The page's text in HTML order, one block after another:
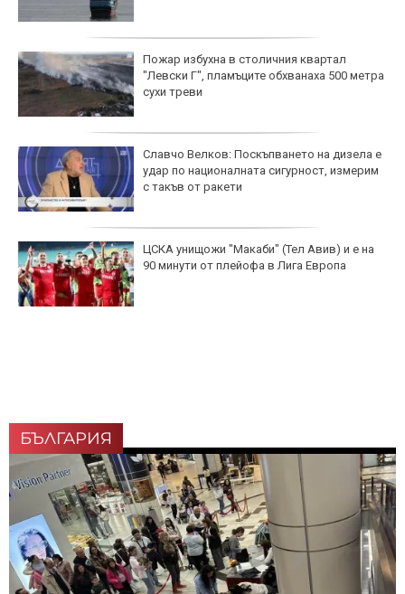
Пожар избухна в столичния квартал
"Левски Г", пламъците обхванаха 500 метра
сухи треви
Славчо Велков: Поскъпването на дизела е
удар по националната сигурност, измерим
с такъв от ракети
ЦСКА унищожи "Макаби" (Тел Авив) и е на
90 минути от плейофа в Лига Европа
БЪЛГАРИЯ